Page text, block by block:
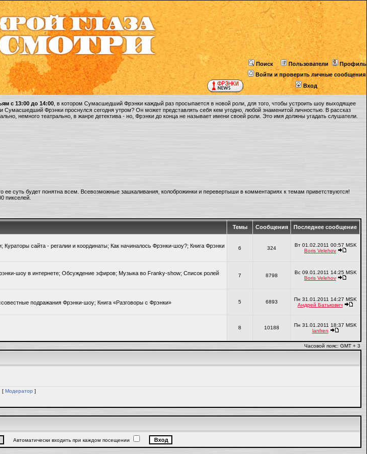
Поиск Пользователи
Профиль
Войти и проверить личные сообщения
Вход
с 13:00 до 14:00 , в котором Сумасшедший Фрэнки каждый раз просыпается в новой роли, для того, чтобы устроить шоу выходящее
Сумасшедший Фрэнки проснулся сегодня утром? Он может представлять себя кем угодно, любой знаменитой личностью. В рассказ
немного театрально, в жанре детектива - но, Фрэнки до конца не называет имени своей роли. Это имя должны угадать слушатели.
суть будет понятна всем. Всевозможные зашкаливания, колоброжинки и перевертыши в комментариях к темам приветствуются!
пикселей.
Темы Сообщения Последнее сообщение
сайта - регалии и координаты; Как начиналось Фрэнки-шоу?; Книга Фрэнки
6 324
Вт 01.02.2011 00:57 MSK
Boris Velehov
шоу в интернете; Обсуждение эфиров; Музыка во Franky-show; Список ролей
7 8798
Вс 09.01.2011 14:25 MSK
Boris Velehov
подражания Фрэнки-шоу; Книга «Разговоры с Фрэнки» 5 6893
Пн 31.01.2011 14:27 MSK
Андрей Батькович
8 10188
Пн 31.01.2011 18:37 MSK
lanfren
Часовой пояс: GMT + 3
[ Модератор ]
Автоматически входить при каждом посещении